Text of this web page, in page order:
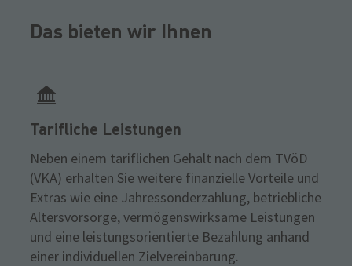
Das bieten wir Ihnen
Tarifliche Leistungen
​Neben einem tariflichen Gehalt nach dem TVöD
(VKA) erhalten Sie weitere finanzielle Vorteile und
Extras wie eine Jahressonderzahlung, betriebliche
Altersvorsorge, vermögenswirksame Leistungen
und eine leistungsorientierte Bezahlung anhand
einer individuellen Zielvereinbarung.